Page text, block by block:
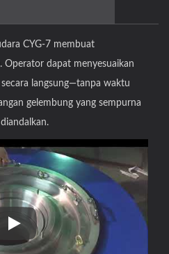
CYG-7 membuat
Operator dapat menyesuaikan
langsung—tanpa waktu
gelembung yang sempurna
Temukan bagaimana cincin